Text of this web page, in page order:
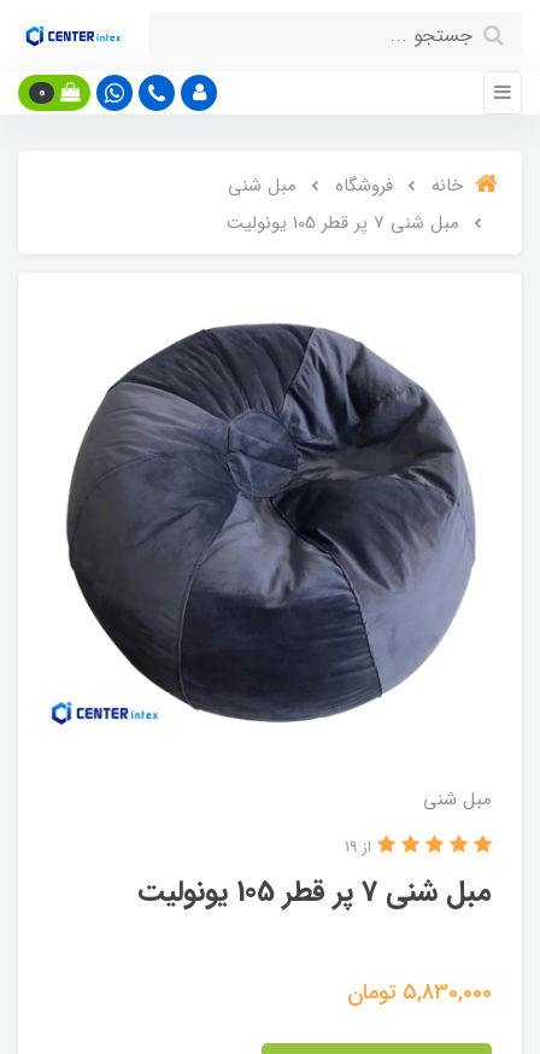
0
خانه فروشگاه
مبل شنی
مبل شنی 7 پر قطر 105 یونولیت
مبل شنی
مبل شنی 7 پر قطر 105 یونولیت
از 19
5,830,000 تومان